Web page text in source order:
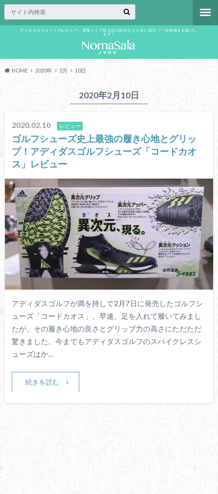
デジタルガジェットのレビュー、美味しくて唸る店の紹介など人生に役立つ一次情報をお届けし
ます！
HOME 2020年 2月 10日
2020年2月10日
2020.02.10 レビュー
ゴルフシューズ史上最強の履き心地とグリッ
プ！アディダスゴルフシューズ「コードカオ
ス」レビュー
アディダスゴルフが満を持して2月7日に発売したゴルフシ
ューズ「コードカオス」。早速、足を入れて履いてみまし
たが、その履き心地の良さとグリップ力の高さにただただ
驚きました。今までもアディダスゴルフのスパイクレスシ
ューズはか…
続きを読む